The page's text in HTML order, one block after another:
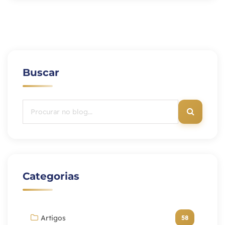
Buscar
Categorias
Artigos 58